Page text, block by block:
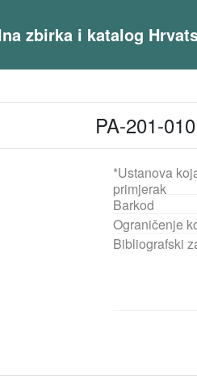
zbirka i katalog
PA-201-
*Ustanova
primjerak
Barkod
Ograničenje
Bibliografski